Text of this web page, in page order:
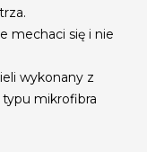
mechaci się i nie
wykonany z
mikrofibra